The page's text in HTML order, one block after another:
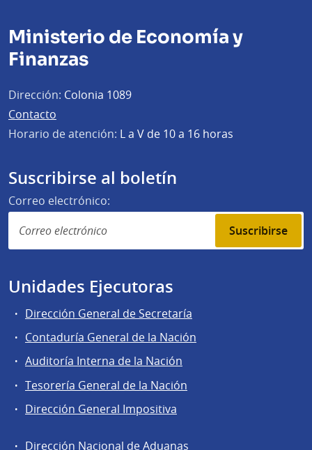
Ministerio de Economía y
Finanzas
Dirección: Colonia 1089
Contacto
Horario de atención: L a V de 10 a 16 horas
Suscribirse al boletín
Correo electrónico:
Suscribirse
Unidades Ejecutoras
Dirección General de Secretaría
Contaduría General de la Nación
Auditoría Interna de la Nación
Tesorería General de la Nación
Dirección General Impositiva
Dirección Nacional de Aduanas